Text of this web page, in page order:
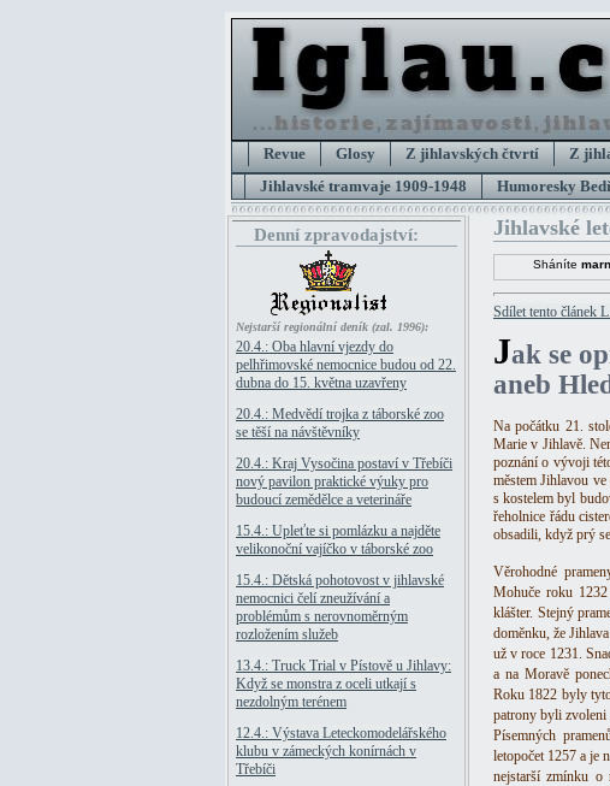
Revue Glosy Z jihlavských čtvrtí Z
Jihlavské tramvaje 1909-1948
Humoresky
Denní zpravodajství:
Nejstarší regionální deník (zal. 1996):
20.4.: Oba hlavní vjezdy do
pelhřimovské nemocnice budou od 22.
dubna do 15. května uzavřeny
20.4.: Medvědí trojka z táborské zoo
se těší na návštěvníky
20.4.: Kraj Vysočina postaví v Třebíči
nový pavilon praktické výuky pro
budoucí zemědělce a veterináře
15.4.: Upleťte si pomlázku a najděte
velikonoční vajíčko v táborské zoo
15.4.: Dětská pohotovost v jihlavské
nemocnici čelí zneužívání a
problémům s nerovnoměrným
rozložením služeb
13.4.: Truck Trial v Pístově u Jihlavy:
Když se monstra z oceli utkají s
nezdolným terénem
12.4.: Výstava Leteckomodelářského
klubu v zámeckých konírnách v
Třebíči
Jihlavské
Sháníte
Sdílet tento článek
Jak se
aneb
Na počátku 21.
Marie v Jihlavě.
poznání o vývoji
městem Jihlavou
s kostelem byl
řeholnice řádu
obsadili, když prý
Věrohodné
Mohuče roku
klášter. Stejný
doměnku, že
už v roce 1231.
a na Moravě
Roku 1822 byly
patrony byli zvoleni
Písemných
letopočet 1257 a je
nejstarší zmínku o